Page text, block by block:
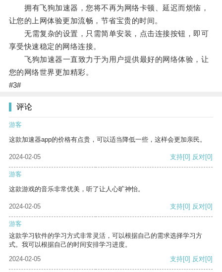
拥有飞狗加速器，您将不再为网络卡顿、延迟而烦恼，
让您的上网体验更加流畅，节省宝贵的时间。
无需复杂的设置，只需简单安装，点击连接按钮，即可
享受快速稳定的网络连接。
飞狗加速器一直致力于为用户提供最好的网络体验，让
您的网络世界更加精彩。
#3#
评论
游客
这款加速器app的价格有点贵，可以适当降低一些，这样会更加亲民。
2024-02-05 支持[0] 反对[0]
游客
这款游戏的音乐非常优美，听了让人心旷神怡。
2024-02-05 支持[0] 反对[0]
游客
这款学习软件的学习方式非常灵活，可以根据自己的需求选择学习方
式。我可以根据自己的时间安排学习进度。
2024-02-05
支持[0] 反对[0]